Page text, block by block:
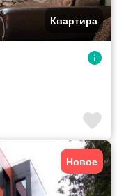
Квартира
Новое